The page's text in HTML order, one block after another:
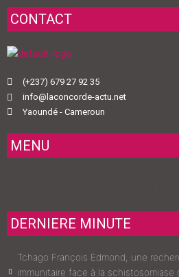
CONTACT
(+237) 679 27 92 35
info@laconcorde-actu.net
Yaoundé - Cameroun
MENU
DERNIERE MINUTE
Tchago François Edmond, une
immunitaire face à la schistosomiase